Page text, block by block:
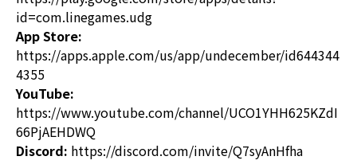
id=com.linegames.udg
App Store:
https://apps.apple.com/us/app/undecember/id644344
4355
YouTube:
https://www.youtube.com/channel/UCO1YHH625KZdI
66PjAEHDWQ
Discord: https://discord.com/invite/Q7syAnHfha